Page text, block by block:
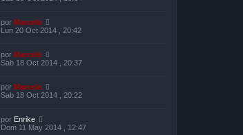
por Marcelo
Lun 20 Oct 2014 , 20:42
por Marcelo
Sab 18 Oct 2014 , 20:37
por Marcelo
Sab 18 Oct 2014 , 20:22
por Enrike
Dom 11 May 2014 , 12:47